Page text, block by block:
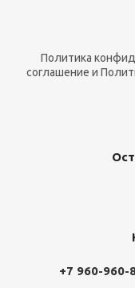
Политика
соглашение и
+7 960-960-